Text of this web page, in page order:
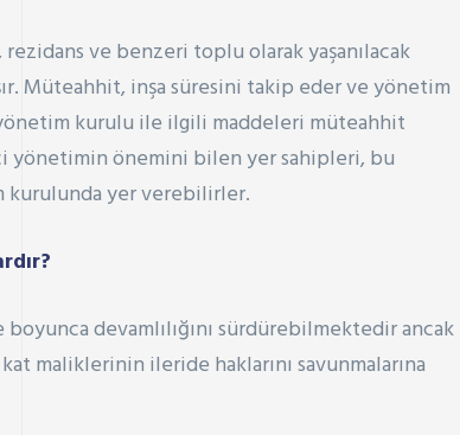
ve benzeri toplu olarak yaşanılacak
Müteahhit, inşa süresini takip eder ve yönetim
kurulu ile ilgili maddeleri müteahhit
yönetimin önemini bilen yer sahipleri, bu
kurulunda yer verebilirler.
devamlılığını sürdürebilmektedir ancak
maliklerinin ileride haklarını savunmalarına